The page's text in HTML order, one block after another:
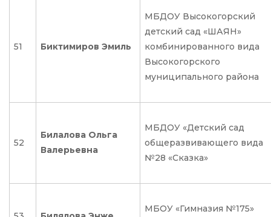
51 Биктимиров Эмиль
МБДОУ Высокогорский
детский сад «ШАЯН»
комбинированного вида
Высокогорского
муниципального района
52
Билалова Ольга
Валерьевна
МБДОУ «Детский сад
общеразвивающего вида
№28 «Сказка»
МБОУ «Гимназия №175»